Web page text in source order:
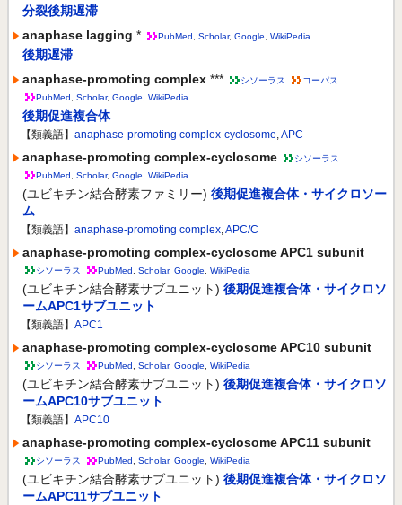
分裂後期遅滞
anaphase lagging * PubMed Scholar, Google WikiPedia
後期遅滞
anaphase-promoting complex *** シソーラス
コーパス
PubMed
Scholar, Google WikiPedia
後期促進複合体
【類義語】 anaphase-promoting complex-cyclosome,APC
anaphase-promoting complex-cyclosome
シソーラス
PubMed
Scholar, Google WikiPedia
(ユビキチン結合酵素ファミリー) 後期促進複合体・サイクロソー
ム
【類義語】 anaphase-promoting complex,APC/C
anaphase-promoting complex-cyclosome APC1 subunit
シソーラス PubMed Scholar, Google WikiPedia
(ユビキチン結合酵素サブユニット) 後期促進複合体・サイクロソ
ームAPC1サブユニット
【類義語】 APC1
anaphase-promoting complex-cyclosome APC10 subunit
シソーラス PubMed Scholar, Google WikiPedia
(ユビキチン結合酵素サブユニット) 後期促進複合体・サイクロソ
ームAPC10サブユニット
【類義語】 APC10
anaphase-promoting complex-cyclosome APC11 subunit
シソーラス PubMed Scholar, Google WikiPedia
(ユビキチン結合酵素サブユニット) 後期促進複合体・サイクロソ
ームAPC11サブユニット